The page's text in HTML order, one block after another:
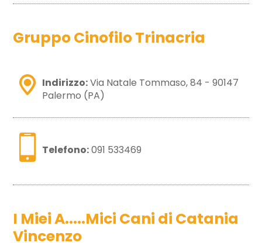
Gruppo Cinofilo Trinacria
Indirizzo: Via Natale Tommaso, 84 - 90147
Palermo (PA)
Telefono: 091 533469
I Miei A.....Mici Cani di Catania
Vincenzo